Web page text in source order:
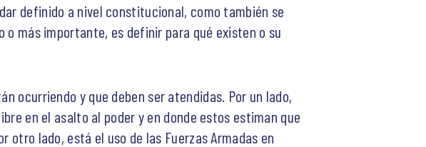
definido a nivel constitucional, como también se
más importante, es definir para qué existen o su
ocurriendo y que deben ser atendidas. Por un lado,
en el asalto al poder y en donde estos estiman que
lado, está el uso de las Fuerzas Armadas en